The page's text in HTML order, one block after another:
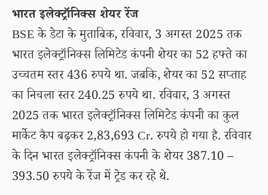
भारत इलेक्ट्रॉनिक्स शेयर रेंज
BSE के डेटा के मुताबिक, रविवार, 3 अगस्त 2025 तक
भारत इलेक्ट्रॉनिक्स लिमिटेड कंपनी शेयर का 52 हफ्ते का
उच्चतम स्तर 436 रुपये था. जबकि, शेयर का 52 सप्ताह
का निचला स्तर 240.25 रुपये था. रविवार, 3 अगस्त
2025 तक भारत इलेक्ट्रॉनिक्स लिमिटेड कंपनी का कुल
मार्केट कैप बढ़कर 2,83,693 Cr. रुपये हो गया है. रविवार
के दिन भारत इलेक्ट्रॉनिक्स कंपनी के शेयर 387.10 –
393.50 रुपये के रेंज में ट्रेड कर रहे थे.